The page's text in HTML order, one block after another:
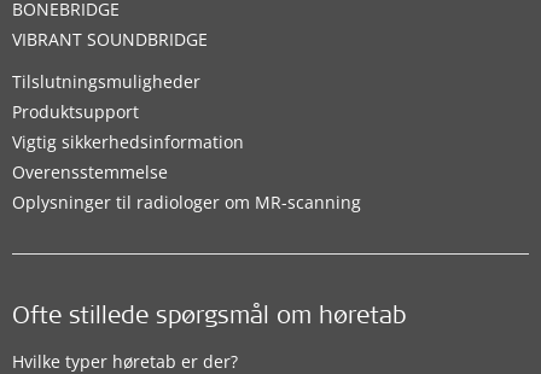
BONEBRIDGE
VIBRANT SOUNDBRIDGE
Tilslutningsmuligheder
Produktsupport
Vigtig sikkerhedsinformation
Overensstemmelse
Oplysninger til radiologer om MR-scanning
Ofte stillede spørgsmål om høretab
Hvilke typer høretab er der?